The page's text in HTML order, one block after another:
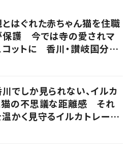
はぐれた赤ちゃん猫を住職
保護 今では寺の愛されマ
ットに 香川・讃岐国分寺
でしか見られない、イルカ
猫の不思議な距離感 それ
温かく見守るイルカトレーナ